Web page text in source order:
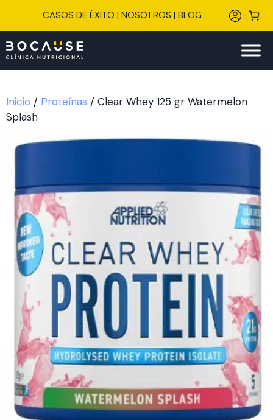
CASOS DE ÉXITO | NOSOTROS | BLOG
Inicio / Proteínas / Clear Whey 125 gr Watermelon
Splash